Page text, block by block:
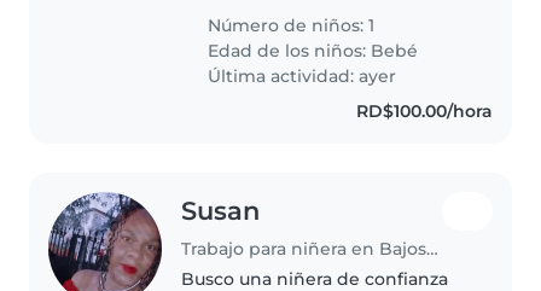
cuidado de nuestra bebé de 6
meses. Es una bebé tranquila,
alegre, cariñosa y muy fácil de
cuidar. Nos..
Número de niños: 1
Edad de los niños: Bebé
Última actividad: ayer
RD$100.00/hora
Susan
Trabajo para niñera en Bajos de Haina
Busco una niñera de confianza